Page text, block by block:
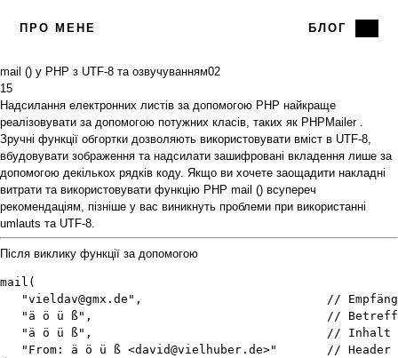
ПРО МЕНЕ БЛОГ
mail () у PHP з UTF-8 та озвучуванням02
15
Надсилання електронних листів за допомогою PHP найкраще
реалізовувати за допомогою потужних класів, таких як PHPMailer.
Зручні функції обгортки дозволяють використовувати вміст в UTF-8,
вбудовувати зображення та надсилати зашифровані вкладення лише за
допомогою декількох рядків коду. Якщо ви хочете заощадити накладні
витрати та використовувати функцію PHP mail () всупереч
рекомендаціям, пізніше у вас виникнуть проблеми при використанні
umlauts та UTF-8.
Після виклику функції за допомогою
mail(
"vieldav@gmx.de",                          //
   "ä ö ü ß",                                 // Betreff
   "ä ö ü ß",                                 // Inhalt
"From: ä ö ü ß <david@vielhuber.de>"       // Header